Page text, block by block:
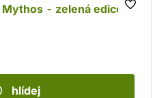
- zelená edice
hlídej